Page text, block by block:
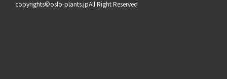
copyrights©oslo-plants.jpAll Right Reserved